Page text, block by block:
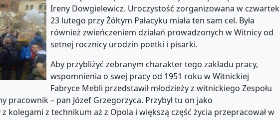
Ireny Dowgielewicz. Uroczystość zorganizowana w czwartek
23 lutego przy Żółtym Pałacyku miała ten sam cel. Była
również zwieńczeniem działań prowadzonych w Witnicy od
setnej rocznicy urodzin poetki i pisarki.
Aby przybliżyć zebranym charakter tego zakładu pracy,
wspomnienia o swej pracy od 1951 roku w Witnickiej
Fabryce Mebli przedstawił młodzieży z witnickiego Zespołu
pracownik – pan Józef Grzegorzyca. Przybył tu on jako
kolegami z technikum aż z Opola i większą część życia przepracował w